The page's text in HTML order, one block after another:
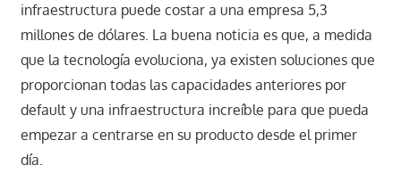
infraestructura puede costar a una empresa 5,3
millones de dólares. La buena noticia es que, a medida
que la tecnología evoluciona, ya existen soluciones que
proporcionan todas las capacidades anteriores por
default y una infraestructura increíble para que pueda
empezar a centrarse en su producto desde el primer
día.